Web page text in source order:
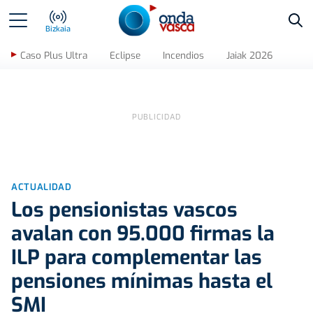
Bizkaia
Caso Plus Ultra Eclipse Incendios Jaiak 2026
ACTUALIDAD
Los pensionistas vascos
avalan con 95.000 firmas la
ILP para complementar las
pensiones mínimas hasta el
SMI